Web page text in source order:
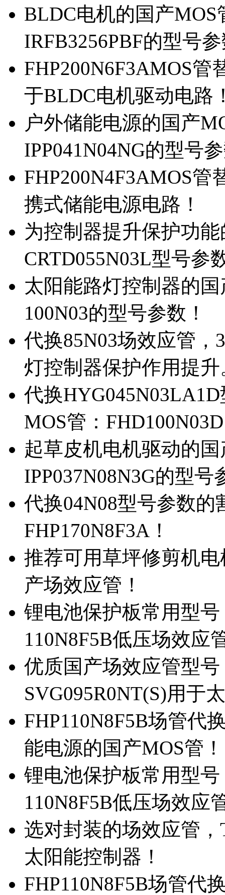
BLDC电机的国产MOS
IRFB3256PBF的型号
FHP200N6F3AMOS管
于BLDC电机驱动电路
户外储能电源的国产
IPP041N04NG的型号
FHP200N4F3AMOS管
携式储能电源电路！
为控制器提升保护功
CRTD055N03L型号参
太阳能路灯控制器的
100N03的型号参数！
代换85N03场效应管
灯控制器保护作用提升
代换
MOS管：
起草皮机电机驱动的
IPP037N08N3G的型号
代换04N08型号参数
FHP170N8F3A！
推荐可用草坪修剪机电
产场效应管！
锂电池保护板常用型号
110N8F5B低压场效应
优质国产场效应管型
SVG095R0NT(S)用于
FHP110N8F5B场管代
能电源的国产MOS管！
锂电池保护板常用型
110N8F5B低压场效应
选对封装的场效应管
太阳能控制器！
FHP110N8F5B场管代